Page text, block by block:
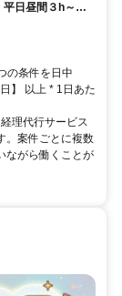
平日昼間３h～。
の条件を日中
】 以上 * 1日あた
理代行サービス
。案件ごとに複数
ながら働くことが